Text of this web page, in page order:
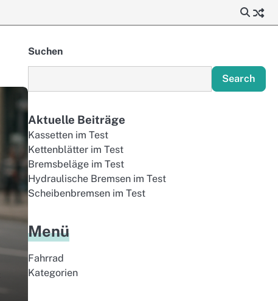
Suchen
Search
Aktuelle Beiträge
Kassetten im Test
Kettenblätter im Test
Bremsbeläge im Test
Hydraulische Bremsen im Test
Scheibenbremsen im Test
Menü
Fahrrad
Kategorien